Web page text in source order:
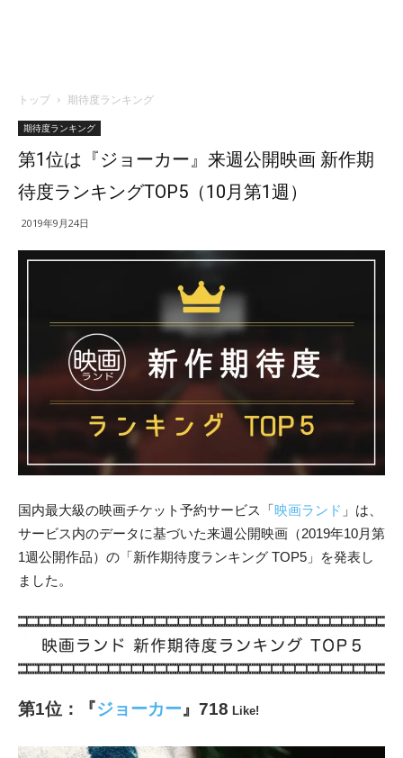
トップ 期待度ランキング
期待度ランキング
第1位は『ジョーカー』来週公開映画 新作期
待度ランキングTOP5（10月第1週）
2019年9月24日
国内最大級の映画チケット予約サービス「映画ランド 」 は、
サービス内のデータに基づいた来週公開映画（2019年10月第
1週公開作品）の「新作期待度ランキング TOP5」
を発表し
ました。
第1位：『ジョーカー 』718 Like!